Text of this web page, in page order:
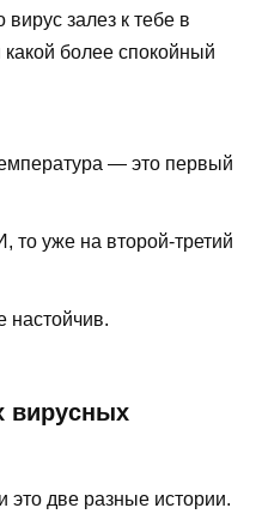
залез к тебе в
более спокойный
— это первый
уже на второй-третий
настойчив.
вирусных
две разные истории.